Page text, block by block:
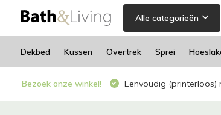
Alle categorieën
Dekbed Kussen Overtrek Sprei
Bezoek onze winkel! Eenvoudig (printerloos)